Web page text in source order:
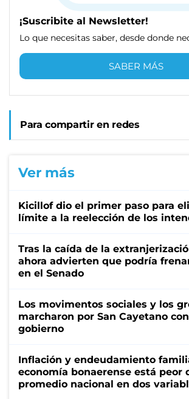
¡Suscribite al Newsletter!
Lo que necesitas saber, desde donde
SABER MÁS
Para compartir en redes
Ver más
Kicillof dio el primer paso para
límite a la reelección de los
Tras la caída de la
ahora advierten que podría
en el Senado
Los movimentos sociales y los
marcharon por San Cayetano
gobierno
Inflación y endeudamiento
economía bonaerense está peor
promedio nacional en dos